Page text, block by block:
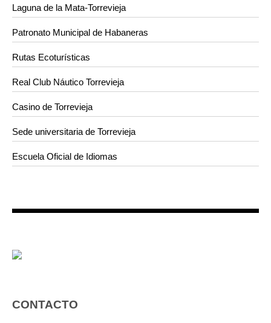
Laguna de la Mata-Torrevieja
Patronato Municipal de Habaneras
Rutas Ecoturísticas
Real Club Náutico Torrevieja
Casino de Torrevieja
Sede universitaria de Torrevieja
Escuela Oficial de Idiomas
CONTACTO